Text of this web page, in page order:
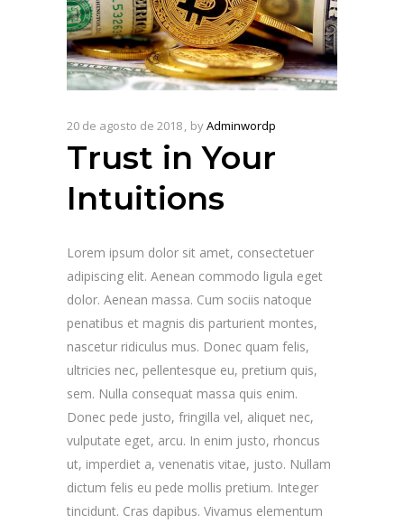
20 de agosto de 2018 byAdminwordp
Trust in Your
Intuitions
Lorem ipsum dolor sit amet, consectetuer
adipiscing elit. Aenean commodo ligula eget
dolor. Aenean massa. Cum sociis natoque
penatibus et magnis dis parturient montes,
nascetur ridiculus mus. Donec quam felis,
ultricies nec, pellentesque eu, pretium quis,
sem. Nulla consequat massa quis enim.
Donec pede justo, fringilla vel, aliquet nec,
vulputate eget, arcu. In enim justo, rhoncus
ut, imperdiet a, venenatis vitae, justo. Nullam
dictum felis eu pede mollis pretium. Integer
tincidunt. Cras dapibus. Vivamus elementum